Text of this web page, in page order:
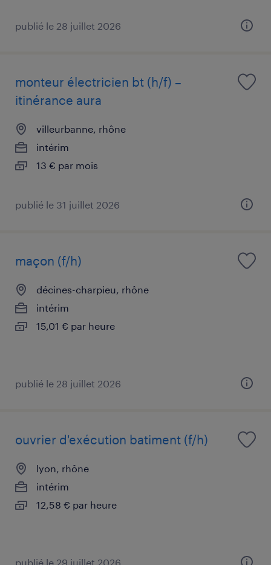
publié le 28 juillet 2026
monteur électricien bt (h/f) –
itinérance aura
villeurbanne, rhône
intérim
13 € par mois
publié le 31 juillet 2026
maçon (f/h)
décines-charpieu, rhône
intérim
15,01 € par heure
publié le 28 juillet 2026
ouvrier d'exécution batiment (f/h)
lyon, rhône
intérim
12,58 € par heure
publié le 29 juillet 2026